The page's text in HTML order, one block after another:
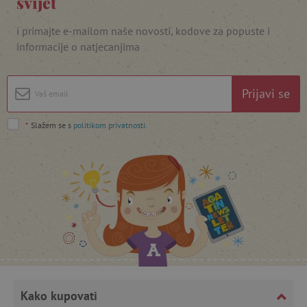
i primajte e-mailom naše novosti, kodove za popuste i
informacije o natjecanjima
Prijavi se
* Slažem se s politikom privatnosti
Kako kupovati
featureFlagCheckoutExperimentVariant
product_filter_remember www.agatinsvijet.hr
PHPSESSID
PHP.net
www.agatinsvijet.hr
_lb .agatinsvijet.hr